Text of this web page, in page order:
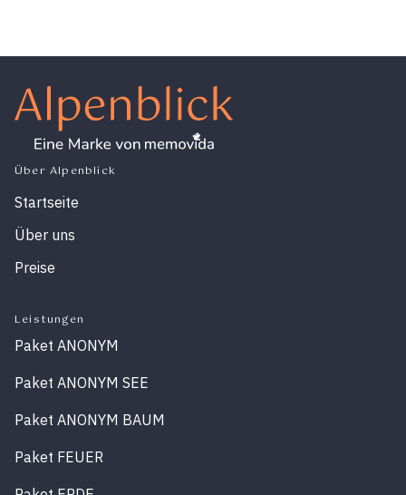
Über Alpenblick
Startseite
Über uns
Preise
Leistungen
Paket ANONYM
Paket ANONYM SEE
Paket ANONYM BAUM
Paket FEUER